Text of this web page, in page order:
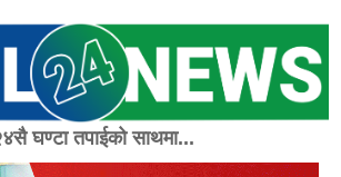
घण्टा तपाईको साथमा...